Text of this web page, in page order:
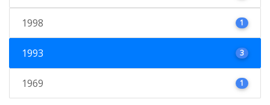
1998 1
1993 3
1969 1